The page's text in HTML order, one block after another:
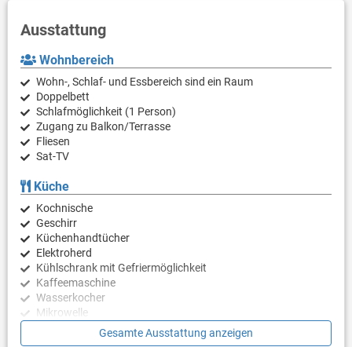
Ausstattung
Wohnbereich
Wohn-, Schlaf- und Essbereich sind ein Raum
Doppelbett
Schlafmöglichkeit (1 Person)
Zugang zu Balkon/Terrasse
Fliesen
Sat-TV
Küche
Kochnische
Geschirr
Küchenhandtücher
Elektroherd
Kühlschrank mit Gefriermöglichkeit
Kaffeemaschine
Wasserkocher
Mikrowelle
Schlafzimmer
Gesamte Ausstattung anzeigen